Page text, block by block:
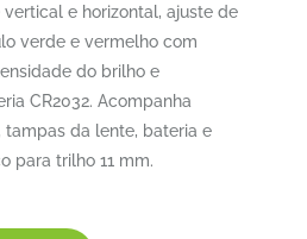
e horizontal, ajuste de
verde e vermelho com
do brilho e
CR2032. Acompanha
da lente, bateria e
para trilho 11 mm.